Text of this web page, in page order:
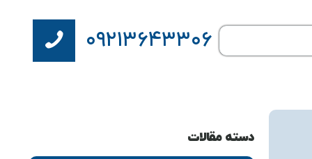
۰۹۲۱۳۶۴۳۳۰۶
دسته مقالات